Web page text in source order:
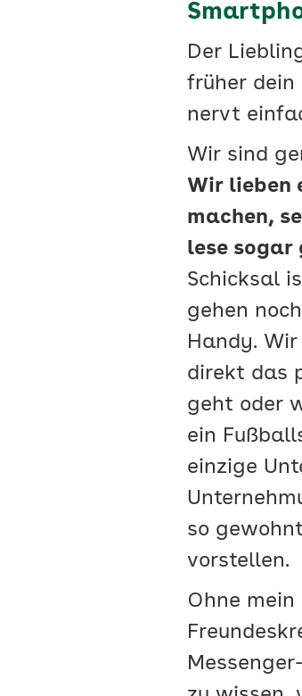
Der
früher dein
nervt
Wir sind
Wir lieben
machen,
lese sogar
Schicksal
gehen
Handy.
direkt das
geht oder
ein
einzige
so
vorstellen.
Ohne